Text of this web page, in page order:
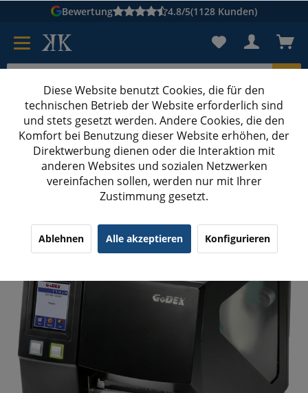
Bewertung 4.8/5(1128 Kunden)
Karton suchen
Kartons bedruckenKartons nach Maß
Etikettendrucker
Godex ZX1200i Etikettendrucker
Diese Website benutzt Cookies, die für den
technischen Betrieb der Website erforderlich sind
und stets gesetzt werden. Andere Cookies, die den
Komfort bei Benutzung dieser Website erhöhen, der
Direktwerbung dienen oder die Interaktion mit
anderen Websites und sozialen Netzwerken
vereinfachen sollen, werden nur mit Ihrer
Zustimmung gesetzt.
Ablehnen Alle akzeptieren Konfigurieren